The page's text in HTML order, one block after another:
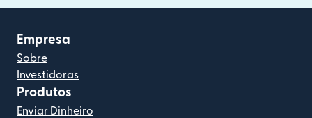
Empresa
Sobre
Investidoras
Produtos
Enviar Dinheiro